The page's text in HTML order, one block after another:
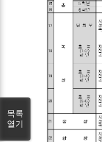
목록
열기